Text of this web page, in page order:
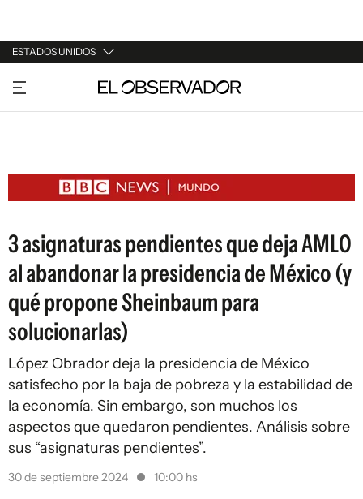
ESTADOS UNIDOS
URUGUAY
ARGENTINA
ESTADOS UNIDOS
3 asignaturas pendientes que deja AMLO
al abandonar la presidencia de México (y
qué propone Sheinbaum para
solucionarlas)
López Obrador deja la presidencia de México
satisfecho por la baja de pobreza y la estabilidad de
la economía. Sin embargo, son muchos los
aspectos que quedaron pendientes. Análisis sobre
sus “asignaturas pendientes”.
30 de septiembre 2024 10:00 hs